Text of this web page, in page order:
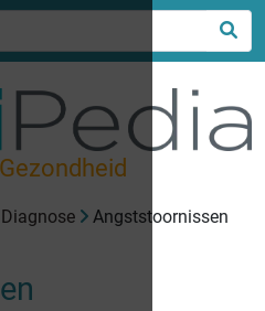
Diagnose
Angststoornissen